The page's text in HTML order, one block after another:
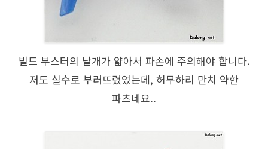
빌드 부스터의 날개가 얇아서 파손에 주의해야 합니다.
저도 실수로 부러뜨렸었는데, 허무하리 만치 약한
파츠네요..